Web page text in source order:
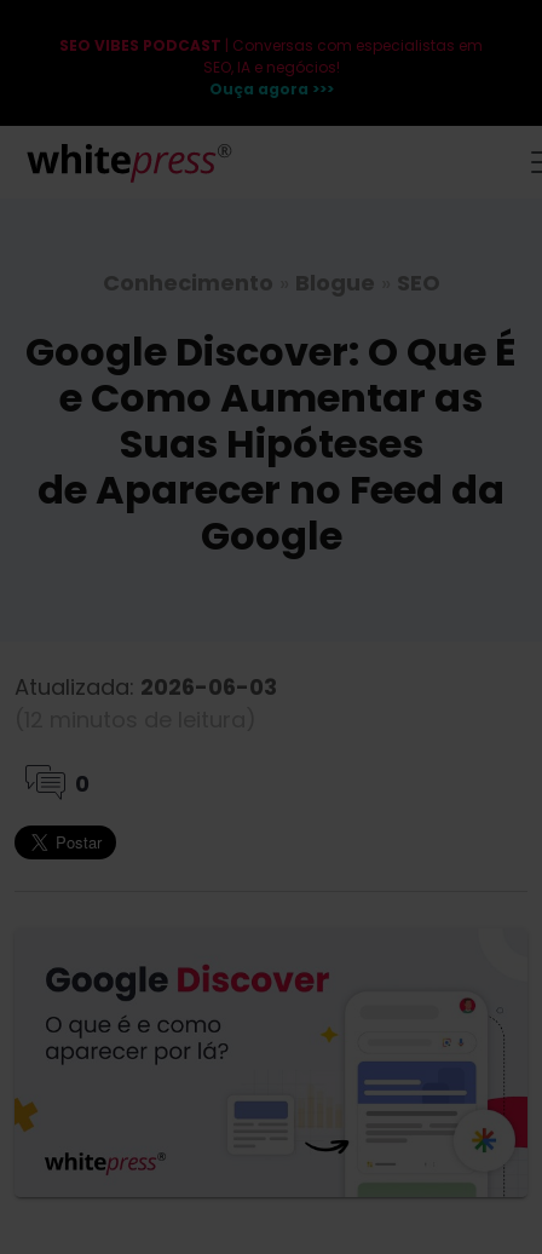
SEO VIBES PODCAST | Conversas com especialistas em
SEO, IA e negócios!
Ouça agora >>>
Conhecimento Blogue SEO
Google Discover: O Que É
e Como Aumentar as
Suas Hipóteses
de Aparecer no Feed da
Google
Atualizada: 2026-06-03
0